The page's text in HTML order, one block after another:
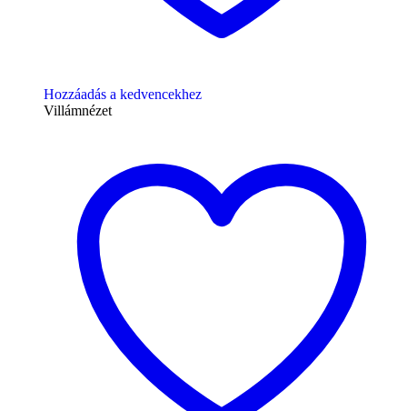
Hozzáadás a kedvencekhez
Villámnézet